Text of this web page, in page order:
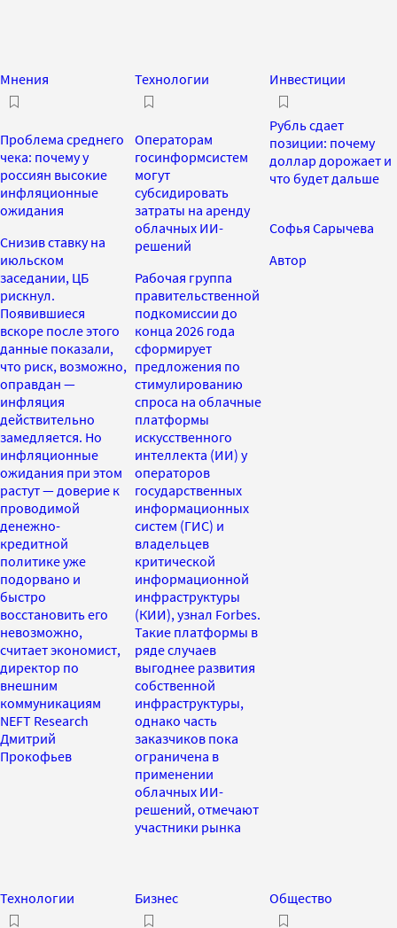
Мнения
Проблема среднего
чека: почему у
россиян высокие
инфляционные
ожидания
Снизив ставку на
июльском
заседании, ЦБ
рискнул.
Появившиеся
вскоре после этого
данные показали,
что риск, возможно,
оправдан —
инфляция
действительно
замедляется. Но
инфляционные
ожидания при этом
растут — доверие к
проводимой
денежно-
кредитной
политике уже
подорвано и
быстро
восстановить его
невозможно,
считает экономист,
директор по
внешним
коммуникациям
NEFT Research
Дмитрий
Прокофьев
Технологии
Операторам
госинформсистем
могут
субсидировать
затраты на аренду
облачных ИИ-
решений
Рабочая группа
правительственной
подкомиссии до
конца 2026 года
сформирует
предложения по
стимулированию
спроса на облачные
платформы
искусственного
интеллекта (ИИ) у
операторов
государственных
информационных
систем (ГИС) и
владельцев
критической
информационной
инфраструктуры
(КИИ), узнал Forbes.
Такие платформы в
ряде случаев
выгоднее развития
собственной
инфраструктуры,
однако часть
заказчиков пока
ограничена в
применении
облачных ИИ-
решений, отмечают
участники рынка
Инвестиции
Рубль сдает
позиции: почему
доллар дорожает и
что будет дальше
Софья Сарычева
Автор
Технологии Бизнес Общество